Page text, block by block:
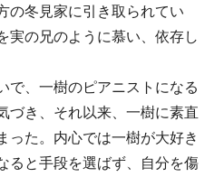
冬見家に引き取られてい
実の兄のように慕い、依存し
、一樹のピアニストになる
づき、それ以来、一樹に素直
った。内心では一樹が大好き
ると手段を選ばず、自分を傷